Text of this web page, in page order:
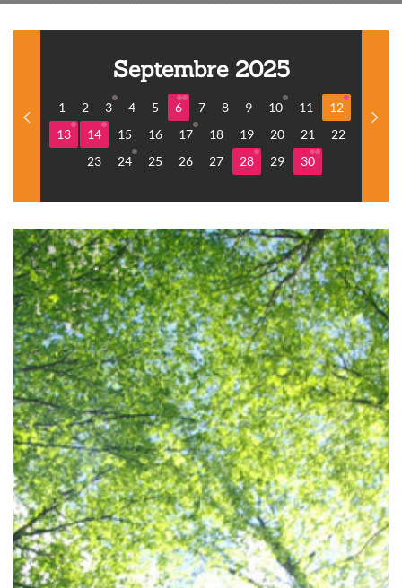
Septembre 2025
1 2 3 4 5 6 7 8 9 10 11
12
13
14 15 16 17 18 19 20 21
22
23
24 25 26 27 28 29 30